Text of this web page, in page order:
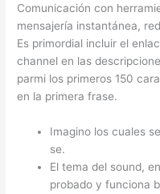
Comunicación con
mensajería instantánea,
Es primordial incluir el
channel en las
parmi los primeros 150
en la primera frase.
Imagino los cuales
se.
El tema del sound,
probado y funciona